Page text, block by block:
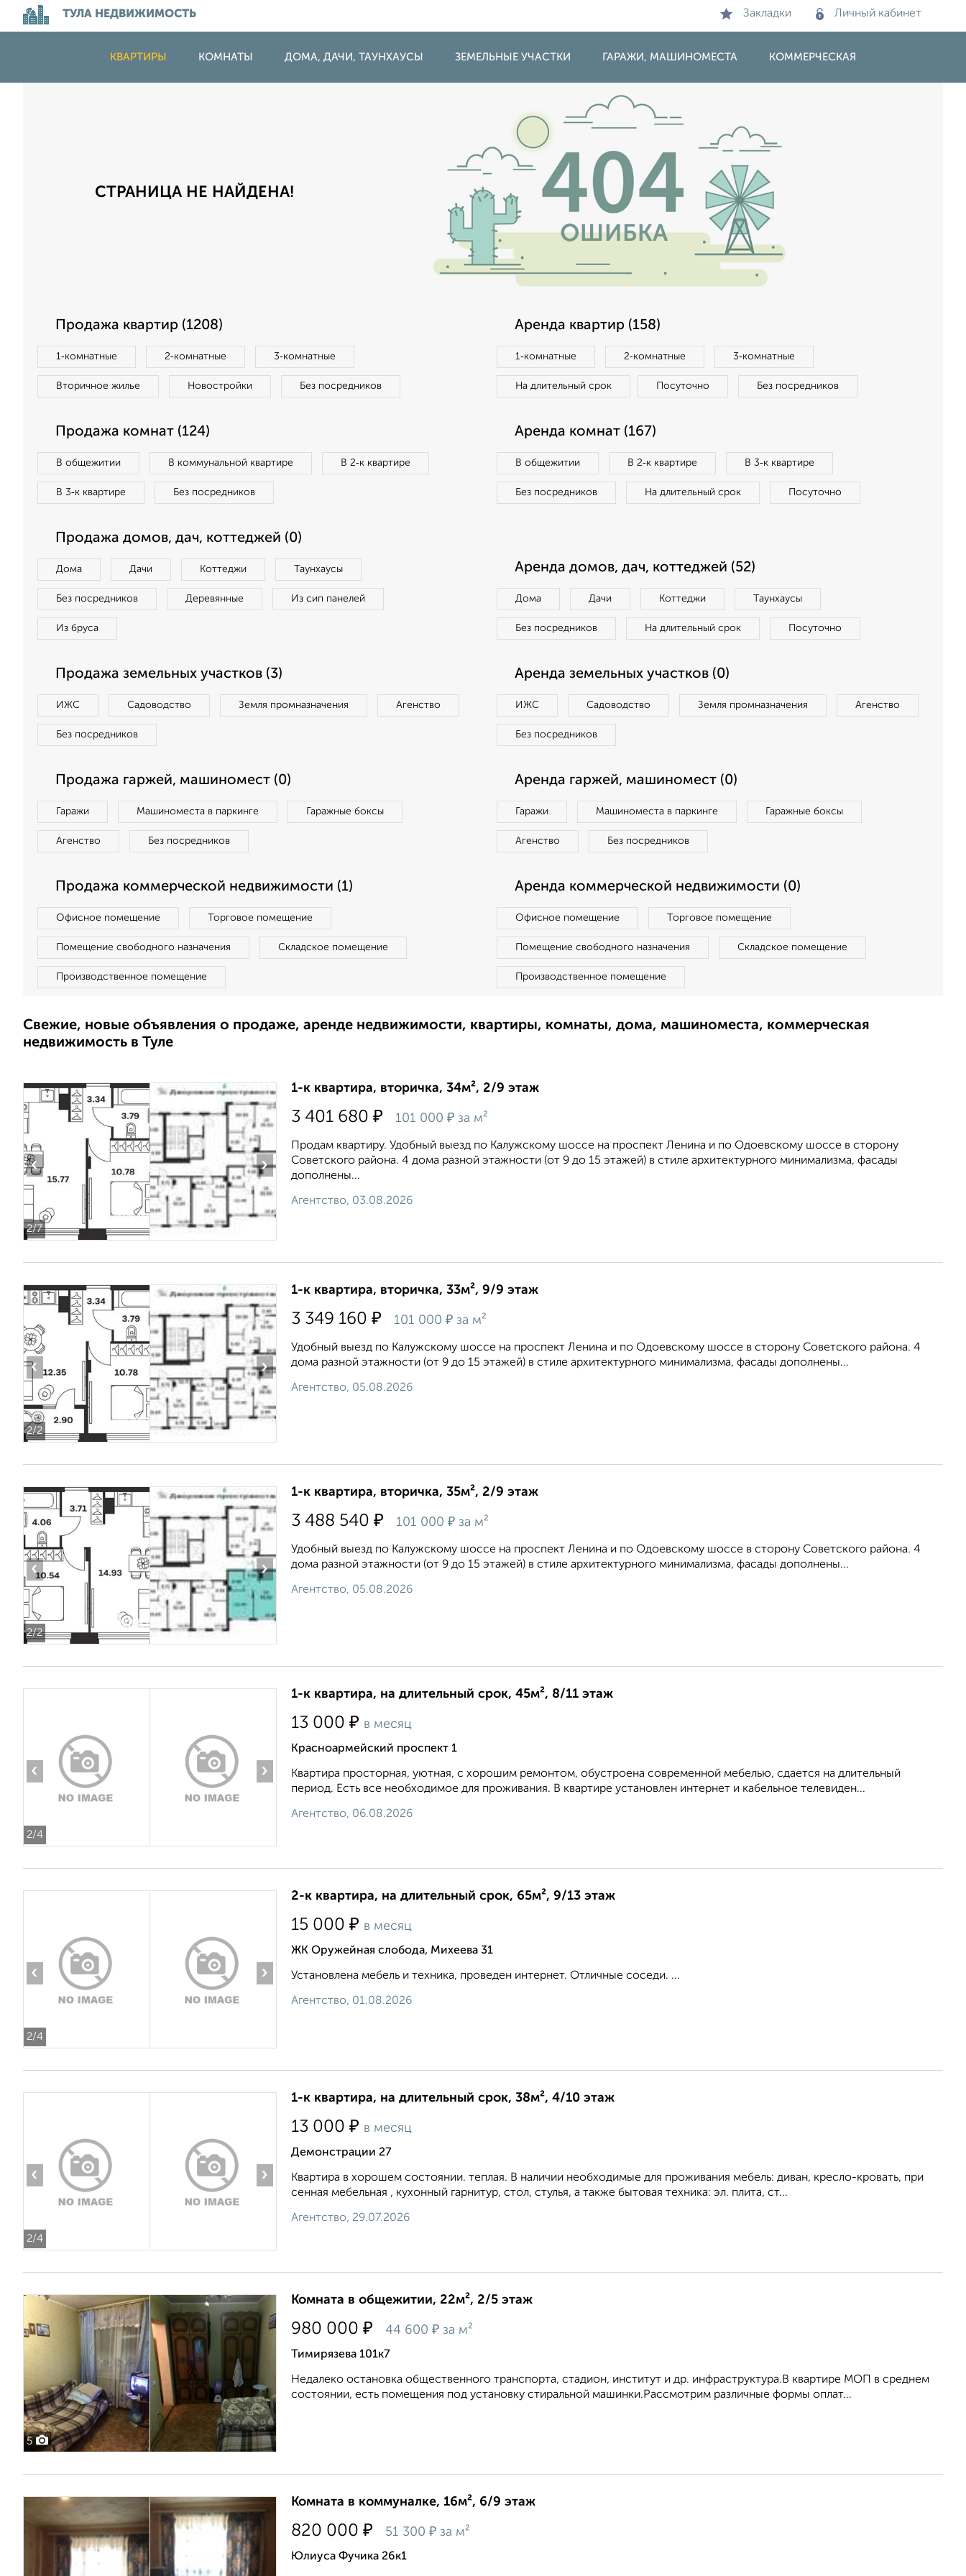
ТУЛА НЕДВИЖИМОСТЬ Закладки Личный кабинет
КВАРТИРЫ КОМНАТЫ ДОМА, ДАЧИ, ТАУНХАУСЫ ЗЕМЕЛЬНЫЕ УЧАСТКИ ГАРАЖИ, МАШИНОМЕСТА КОММЕРЧЕСКАЯ
СТРАНИЦА НЕ НАЙДЕНА!
Продажа квартир (1208)
1‑комнатные 2‑комнатные 3‑комнатные
Вторичное жилье Новостройки Без посредников
Аренда квартир (158)
1‑комнатные 2‑комнатные 3‑комнатные
На длительный срок Посуточно Без посредников
Продажа комнат (124)
В общежитии В коммунальной квартире В 2‑к квартире
В 3‑к квартире Без посредников
Аренда комнат (167)
В общежитии В 2‑к квартире В 3‑к квартире
Без посредников На длительный срок Посуточно
Продажа домов, дач, коттеджей (0)
Дома Дачи Коттеджи Таунхаусы
Без посредников Деревянные Из сип панелей
Из бруса
Аренда домов, дач, коттеджей (52)
Дома Дачи Коттеджи Таунхаусы
Без посредников На длительный срок Посуточно
Продажа земельных участков (3)
ИЖС Садоводство Земля промназначения Агенство
Без посредников
Аренда земельных участков (0)
ИЖС Садоводство Земля промназначения Агенство
Без посредников
Продажа гаржей, машиномест (0)
Гаражи Машиноместа в паркинге Гаражные боксы
Агенство Без посредников
Аренда гаржей, машиномест (0)
Гаражи Машиноместа в паркинге Гаражные боксы
Агенство Без посредников
Продажа коммерческой недвижимости (1)
Офисное помещение Торговое помещение
Помещение свободного назначения Складское помещение
Производственное помещение
Аренда коммерческой недвижимости (0)
Офисное помещение Торговое помещение
Помещение свободного назначения Складское помещение
Производственное помещение
Свежие, новые объявления о продаже, аренде недвижимости, квартиры, комнаты, дома, машиноместа, коммерческая
недвижимость в Туле
2/7
‹ ›
1-к квартира, вторичка, 34м², 2/9 этаж
3 401 680 ₽ 101 000 ₽ за м²
Продам квартиру. Удобный выезд по Калужскому шоссе на проспект Ленина и по Одоевскому шоссе в сторону
Советского района. 4 дома разной этажности (от 9 до 15 этажей) в стиле архитектурного минимализма, фасады
дополнены...
Агентство, 03.08.2026
2/2
‹ ›
1-к квартира, вторичка, 33м², 9/9 этаж
3 349 160 ₽ 101 000 ₽ за м²
Удобный выезд по Калужскому шоссе на проспект Ленина и по Одоевскому шоссе в сторону Советского района. 4
дома разной этажности (от 9 до 15 этажей) в стиле архитектурного минимализма, фасады дополнены...
Агентство, 05.08.2026
2/2
‹ ›
1-к квартира, вторичка, 35м², 2/9 этаж
3 488 540 ₽ 101 000 ₽ за м²
Удобный выезд по Калужскому шоссе на проспект Ленина и по Одоевскому шоссе в сторону Советского района. 4
дома разной этажности (от 9 до 15 этажей) в стиле архитектурного минимализма, фасады дополнены...
Агентство, 05.08.2026
2/4
‹ ›
1-к квартира, на длительный срок, 45м², 8/11 этаж
13 000 ₽ в месяц
Красноармейский проспект 1
Квартира просторная, уютная, с хорошим ремонтом, обустроена современной мебелью, сдается на длительный
период. Есть все необходимое для проживания. В квартире установлен интернет и кабельное телевиден...
Агентство, 06.08.2026
2/4
‹ ›
2-к квартира, на длительный срок, 65м², 9/13 этаж
15 000 ₽ в месяц
ЖК Оружейная слобода, Михеева 31
Установлена мебель и техника, проведен интернет. Отличные соседи. ...
Агентство, 01.08.2026
2/4
‹ ›
1-к квартира, на длительный срок, 38м², 4/10 этаж
13 000 ₽ в месяц
Демонстрации 27
Квартира в хорошем состоянии. теплая. В наличии необходимые для проживания мебель: диван, кресло-кровать, при
сенная мебельная , кухонный гарнитур, стол, стулья, а также бытовая техника: эл. плита, ст...
Агентство, 29.07.2026
5
Комната в общежитии, 22м², 2/5 этаж
980 000 ₽ 44 600 ₽ за м²
Тимирязева 101к7
Недалеко остановка общественного транспорта, стадион, институт и др. инфраструктура.В квартире МОП в среднем
состоянии, есть помещения под установку стиральной машинки.Рассмотрим различные формы оплат...
Комната в коммуналке, 16м², 6/9 этаж
820 000 ₽ 51 300 ₽ за м²
Юлиуса Фучика 26к1